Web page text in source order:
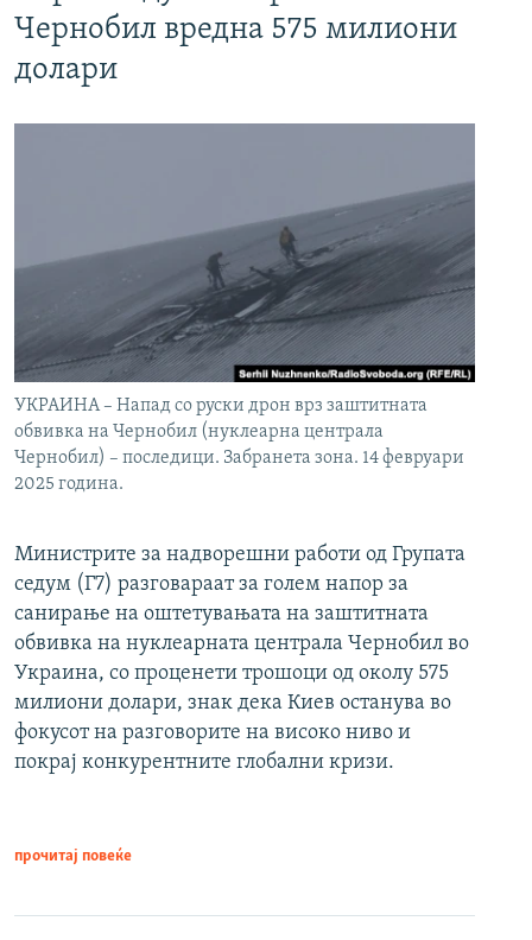
Чернобил вредна 575 милиони
долари
УКРАИНА – Напад со руски дрон врз заштитната
обвивка на Чернобил (нуклеарна централа
Чернобил) – последици. Забранета зона. 14 февруари
2025 година.
Министрите за надворешни работи од Групата
седум (Г7) разговараат за голем напор за
санирање на оштетувањата на заштитната
обвивка на нуклеарната централа Чернобил во
Украина, со проценети трошоци од околу 575
милиони долари, знак дека Киев останува во
фокусот на разговорите на високо ниво и
покрај конкурентните глобални кризи.
прочитај повеќе